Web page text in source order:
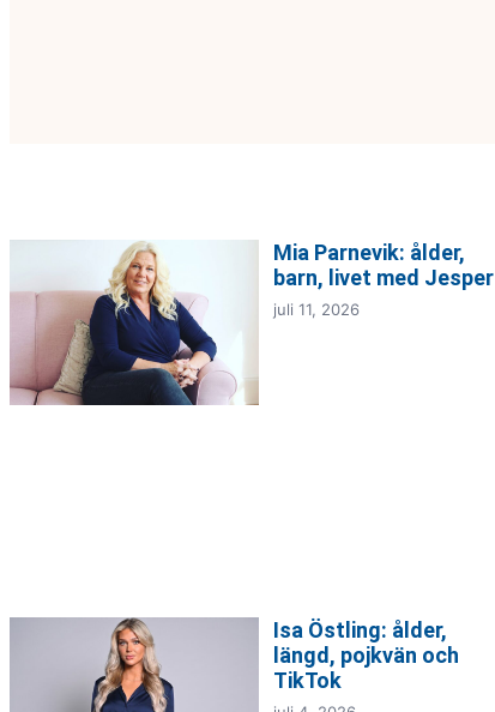
Mia Parnevik: ålder,
barn, livet med Jesper
juli 11, 2026
Isa Östling: ålder,
längd, pojkvän och
TikTok